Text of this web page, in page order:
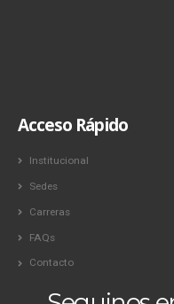
Acceso Rápido
Institucional
Sedes
Carreras
FAQs
Contacto